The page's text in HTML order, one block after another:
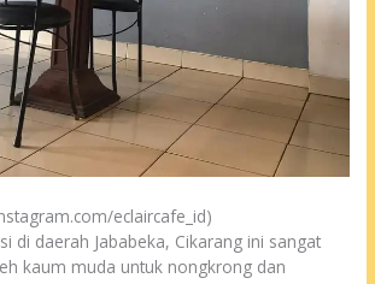
eclaircafe_id)
di daerah Jababeka, Cikarang ini sangat
kaum muda untuk nongkrong dan